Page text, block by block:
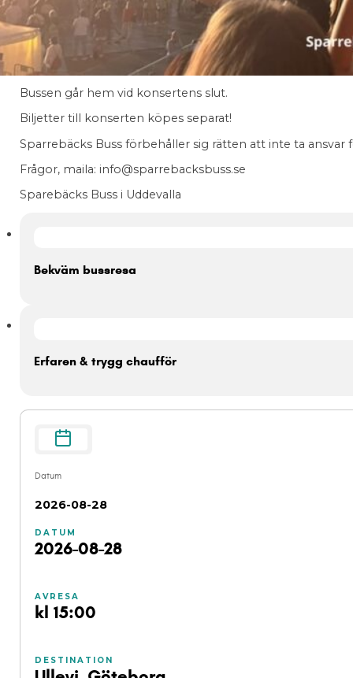
Torp Terminalen läge E kl 16:00
Ljungskile busstation kl 16:15
Vid Ullevi ca kl 17:00
Bussen går hem vid konsertens slut.
Biljetter till konserten köpes separat!
Sparrebäcks Buss förbehåller sig rätten att inte ta
Frågor, maila: info@sparrebacksbuss.se
Sparebäcks Buss i Uddevalla
Bekväm bussresa
Erfaren & trygg chaufför
Datum
2026-08-28
DATUM
2026-08-28
AVRESA
kl 15:00
DESTINATION